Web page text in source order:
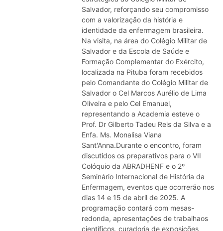
Salvador, reforçando seu compromisso
com a valorização da história e
identidade da enfermagem brasileira.
Na visita, na área do Colégio Militar de
Salvador e da Escola de Saúde e
Formação Complementar do Exército,
localizada na Pituba foram recebidos
pelo Comandante do Colégio Militar de
Salvador o Cel Marcos Aurélio de Lima
Oliveira e pelo Cel Emanuel,
representando a Academia esteve o
Prof. Dr Gilberto Tadeu Reis da Silva e a
Enfa. Ms. Monalisa Viana
Sant'Anna.Durante o encontro, foram
discutidos os preparativos para o VII
Colóquio da ABRADHENF e o 2º
Seminário Internacional de História da
Enfermagem, eventos que ocorrerão nos
dias 14 e 15 de abril de 2025. A
programação contará com mesas-
redonda, apresentações de trabalhaos
científicos, curadoria de exposições